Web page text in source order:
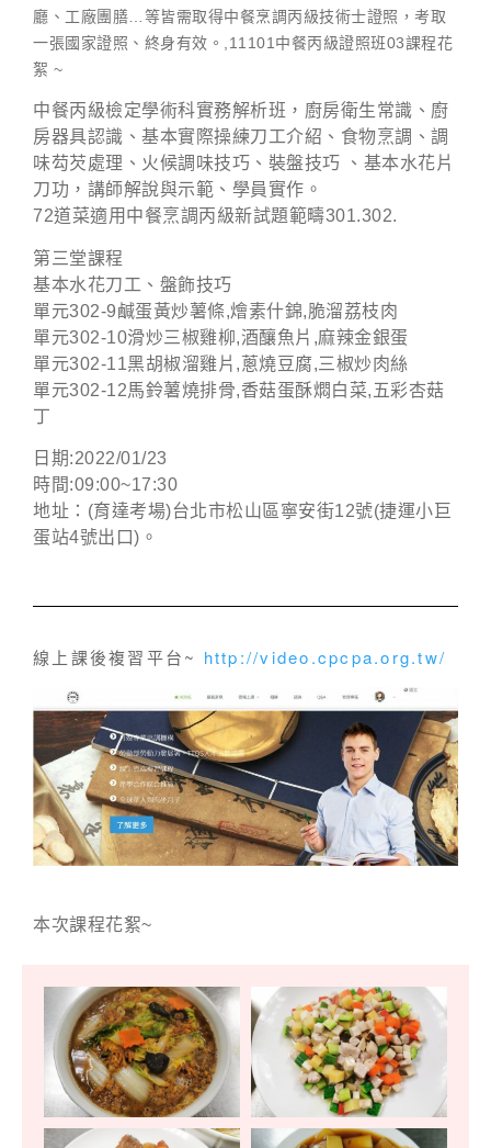
廳、工廠團膳…等皆需取得中餐烹調丙級技術士證照，考取
一張國家證照、終身有效。,11101中餐丙級證照班03課程花
絮 ~
中餐丙級檢定學術科實務解析班，廚房衛生常識、廚
房器具認識、基本實際操練刀工介紹、食物烹調、調
味芶芡處理、火候調味技巧、裝盤技巧 、基本水花片
刀功，講師解說與示範、學員實作。
72道菜適用中餐烹調丙級新試題範疇301.302.
第三堂課程
基本水花刀工、盤飾技巧
單元302-9鹹蛋黃炒薯條,燴素什錦,脆溜荔枝肉
單元302-10滑炒三椒雞柳,酒釀魚片,麻辣金銀蛋
單元302-11黑胡椒溜雞片,蔥燒豆腐,三椒炒肉絲
單元302-12馬鈴薯燒排骨,香菇蛋酥燜白菜,五彩杏菇
丁
日期:2022/01/23
時間:09:00~17:30
地址：(育達考場)台北市松山區寧安街12號(捷運小巨
蛋站4號出口)。
線上課後複習平台~ http://video.cpcpa.org.tw/
本次課程花絮~